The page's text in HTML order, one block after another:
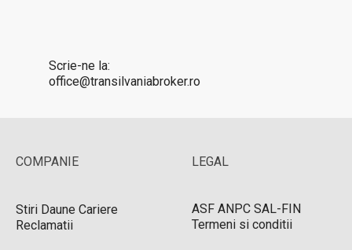
Scrie-ne la:
office@transilvaniabroker.ro
COMPANIE
Stiri Daune Cariere
Reclamatii
LEGAL
ASF ANPC SAL-FIN
Termeni si conditii